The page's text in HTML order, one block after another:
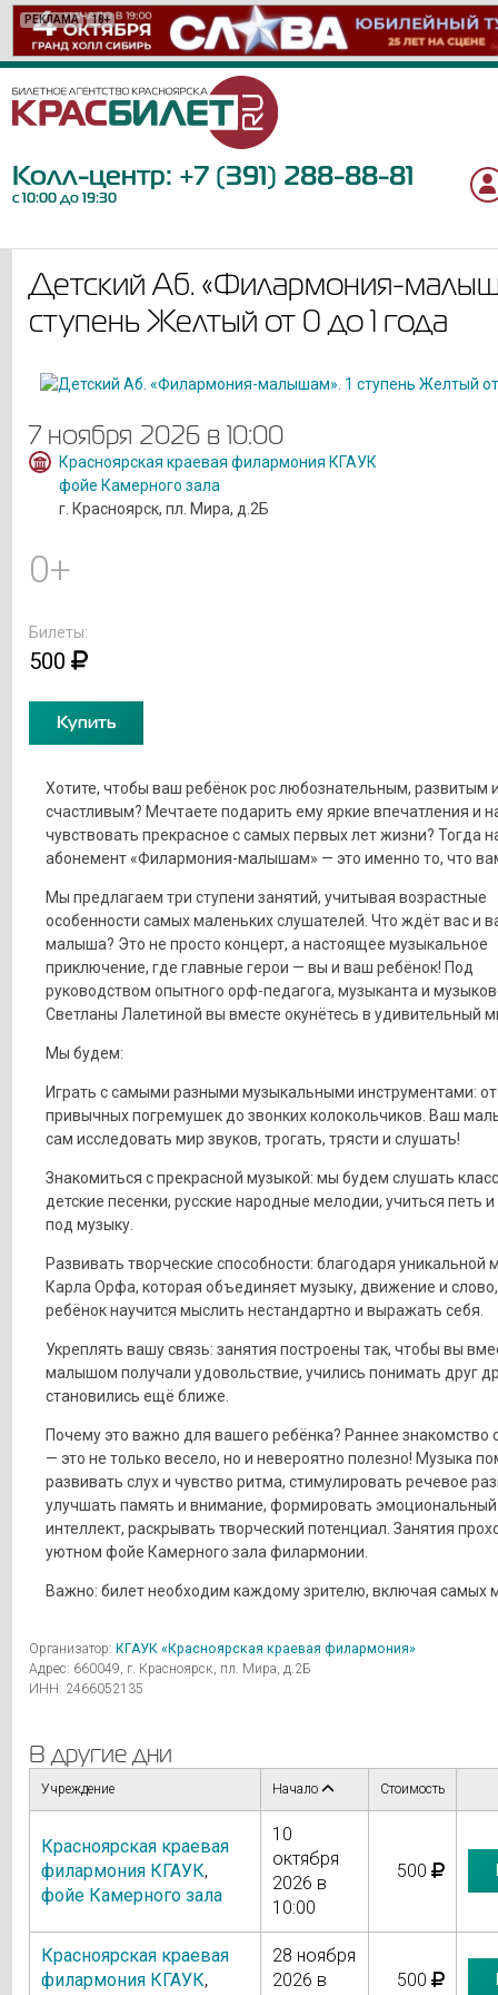
РЕКЛАМА 18+
РЕКЛАМА 6+
РЕКЛАМА 12+
РЕКЛАМА 16+
РЕКЛАМА 0+
РЕКЛАМА 6+
РЕКЛАМА 12+
РЕКЛАМА 6+
РЕКЛАМА 18+
РЕКЛАМА 12+
РЕКЛАМА 6+
РЕКЛАМА 12+
РЕКЛАМА 16+
РЕКЛАМА 12+
РЕКЛАМА 6+
РЕКЛАМА 6+
РЕКЛАМА 12+
РЕКЛАМА 12+
РЕКЛАМА 12+
РЕКЛАМА 12+
Колл-центр: +7 (391) 288-88-81
с 10:00 до 19:30
Детский Аб. «Филармония-
ступень Желтый от 0 до 1 года
7 ноября 2026 в 10:00
Красноярская краевая филармония КГАУК
фойе Камерного зала
г. Красноярск, пл. Мира, д.2Б
0+
Билеты:
500
Купить
Хотите, чтобы ваш ребёнок рос любознательным, развитым
счастливым? Мечтаете подарить ему яркие впечатления и
чувствовать прекрасное с самых первых лет жизни? Тогда
абонемент «Филармония-малышам» — это именно то, что
Мы предлагаем три ступени занятий, учитывая возрастные
особенности самых маленьких слушателей. Что ждёт вас и
малыша? Это не просто концерт, а настоящее музыкальное
приключение, где главные герои — вы и ваш ребёнок! Под
руководством опытного орф-педагога, музыканта и
Светланы Лалетиной вы вместе окунётесь в удивительный
Мы будем:
Играть с самыми разными музыкальными инструментами: от
привычных погремушек до звонких колокольчиков. Ваш
сам исследовать мир звуков, трогать, трясти и слушать!
Знакомиться с прекрасной музыкой: мы будем слушать
детские песенки, русские народные мелодии, учиться петь и
под музыку.
Развивать творческие способности: благодаря уникальной
Карла Орфа, которая объединяет музыку, движение и
ребёнок научится мыслить нестандартно и выражать себя.
Укреплять вашу связь: занятия построены так, чтобы вы
малышом получали удовольствие, учились понимать друг
становились ещё ближе.
Почему это важно для вашего ребёнка? Раннее знакомство
— это не только весело, но и невероятно полезно! Музыка
развивать слух и чувство ритма, стимулировать речевое
улучшать память и внимание, формировать эмоциональный
интеллект, раскрывать творческий потенциал. Занятия
уютном фойе Камерного зала филармонии.
Важно: билет необходим каждому зрителю, включая самых
Организатор: КГАУК «Красноярская краевая филармония»
Адрес: 660049, г. Красноярск, пл. Мира, д.2Б
ИНН: 2466052135
В другие дни
Учреждение Начало Стоимость
Красноярская краевая
филармония КГАУК,
фойе Камерного зала
10
октября
2026 в
10:00
500
Красноярская краевая
филармония КГАУК,
28 ноября
2026 в
500